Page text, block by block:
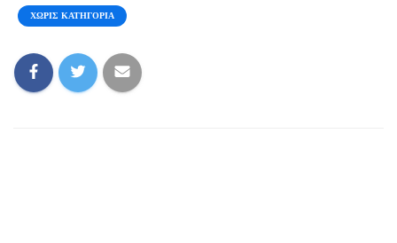
ΧΩΡΊΣ ΚΑΤΗΓΟΡΊΑ